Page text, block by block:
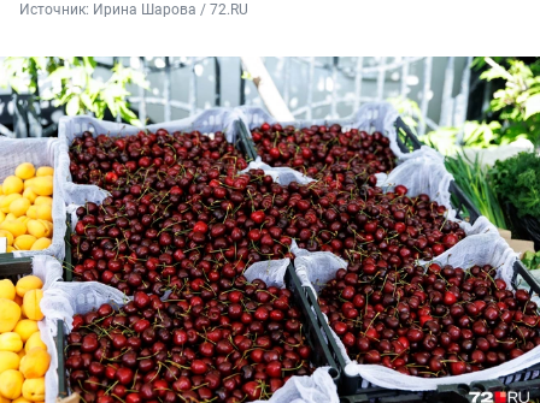
Источник: Ирина Шарова / 72.RU